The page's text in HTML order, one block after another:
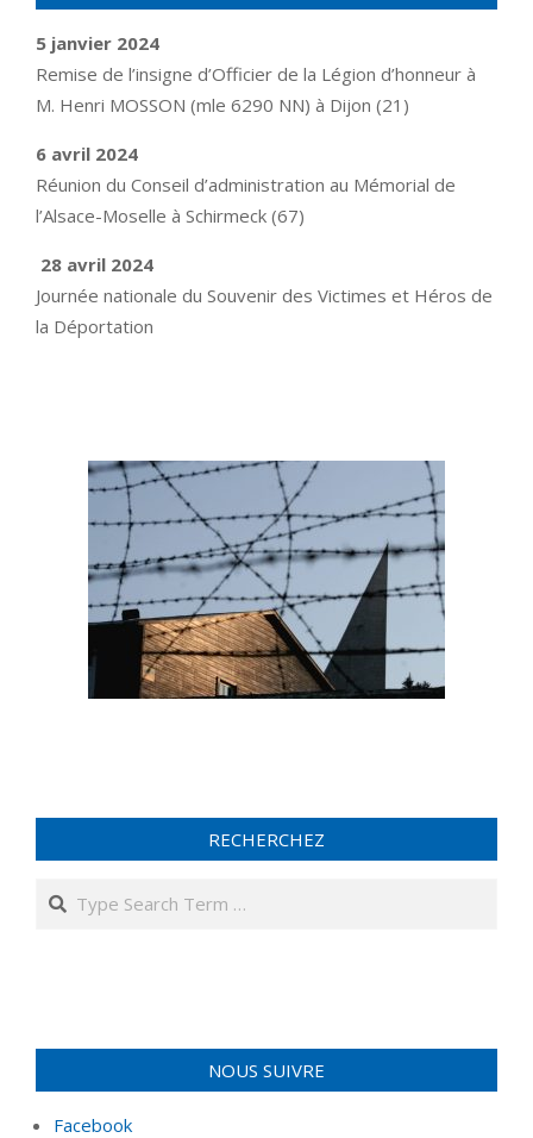
5 janvier 2024
Remise de l’insigne d’Officier de la Légion d’honneur à
M. Henri MOSSON (mle 6290 NN) à Dijon (21)
6 avril 2024
Réunion du Conseil d’administration au Mémorial de
l’Alsace-Moselle à Schirmeck (67)
28 avril 2024
Journée nationale du Souvenir des Victimes et Héros de
la Déportation
RECHERCHEZ
Search
NOUS SUIVRE
Facebook